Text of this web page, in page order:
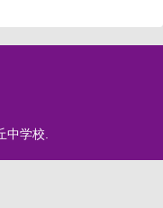
中学校.